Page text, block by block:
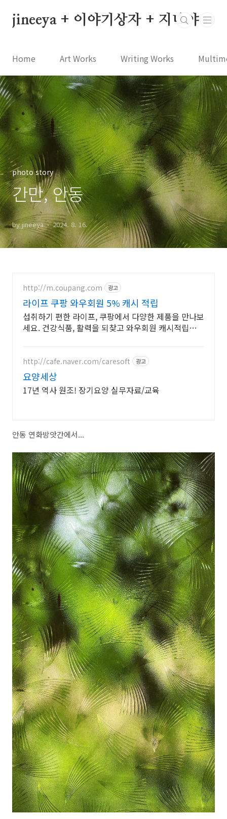
jineeya + 이야기상자 + 지니야
Home Art Works Writing Works
photo story
간만, 안동
by jineeya 2024. 8. 16.
http://m.coupang.com 광고
라이프 쿠팡 와우회원 5% 캐시 적립
섭취하기 편한 라이프, 쿠팡에서 다양한 제품을 만나보
세요. 건강식품, 활력을 되찾고 와우회원 캐시적립도
http://cafe.naver.com/caresoft 광고
요양세상
17년 역사 원조! 장기요양 실무자료/교육
안동 연화방앗간에서...